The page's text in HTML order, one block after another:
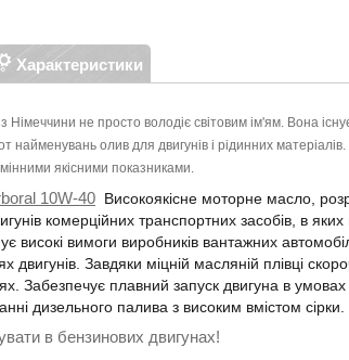
Характеристики
з Німеччини не просто володіє світовим ім'ям. Вона
найменувань олив для двигунів і рідинних
якісними показниками.
10W-40 Високоякісне моторне масло,
комерційних транспортних засобів, в
високі вимоги виробників вантажних
двигунів. Завдяки міцній масляній плівці
Забезпечує плавний запуск двигуна в умовах
дизельного палива з високим вмістом сірки.
в бензинових двигунах!